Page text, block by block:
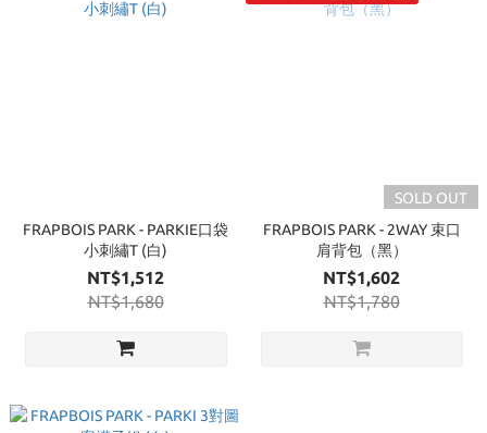
FRAPBOIS PARK - PARKIE口袋
小刺繡T (白)
NT$1,512
NT$1,680
SOLD OUT
FRAPBOIS PARK - 2WAY 束口
肩背包（黑）
NT$1,602
NT$1,780